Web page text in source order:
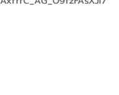
婦都能使
絲寶麗⚠️寡胜肽再
瞬效修復霜（Cebelia